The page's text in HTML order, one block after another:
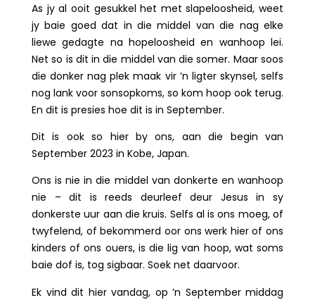
As jy al ooit gesukkel het met slapeloosheid, weet
jy baie goed dat in die middel van die nag elke
liewe gedagte na hopeloosheid en wanhoop lei.
Net so is dit in die middel van die somer. Maar soos
die donker nag plek maak vir ’n ligter skynsel, selfs
nog lank voor sonsopkoms, so kom hoop ook terug.
En dit is presies hoe dit is in September.
Dit is ook so hier by ons, aan die begin van
September 2023 in Kobe, Japan.
Ons is nie in die middel van donkerte en wanhoop
nie – dit is reeds deurleef deur Jesus in sy
donkerste uur aan die kruis. Selfs al is ons moeg, of
twyfelend, of bekommerd oor ons werk hier of ons
kinders of ons ouers, is die lig van hoop, wat soms
baie dof is, tog sigbaar. Soek net daarvoor.
Ek vind dit hier vandag, op ’n September middag